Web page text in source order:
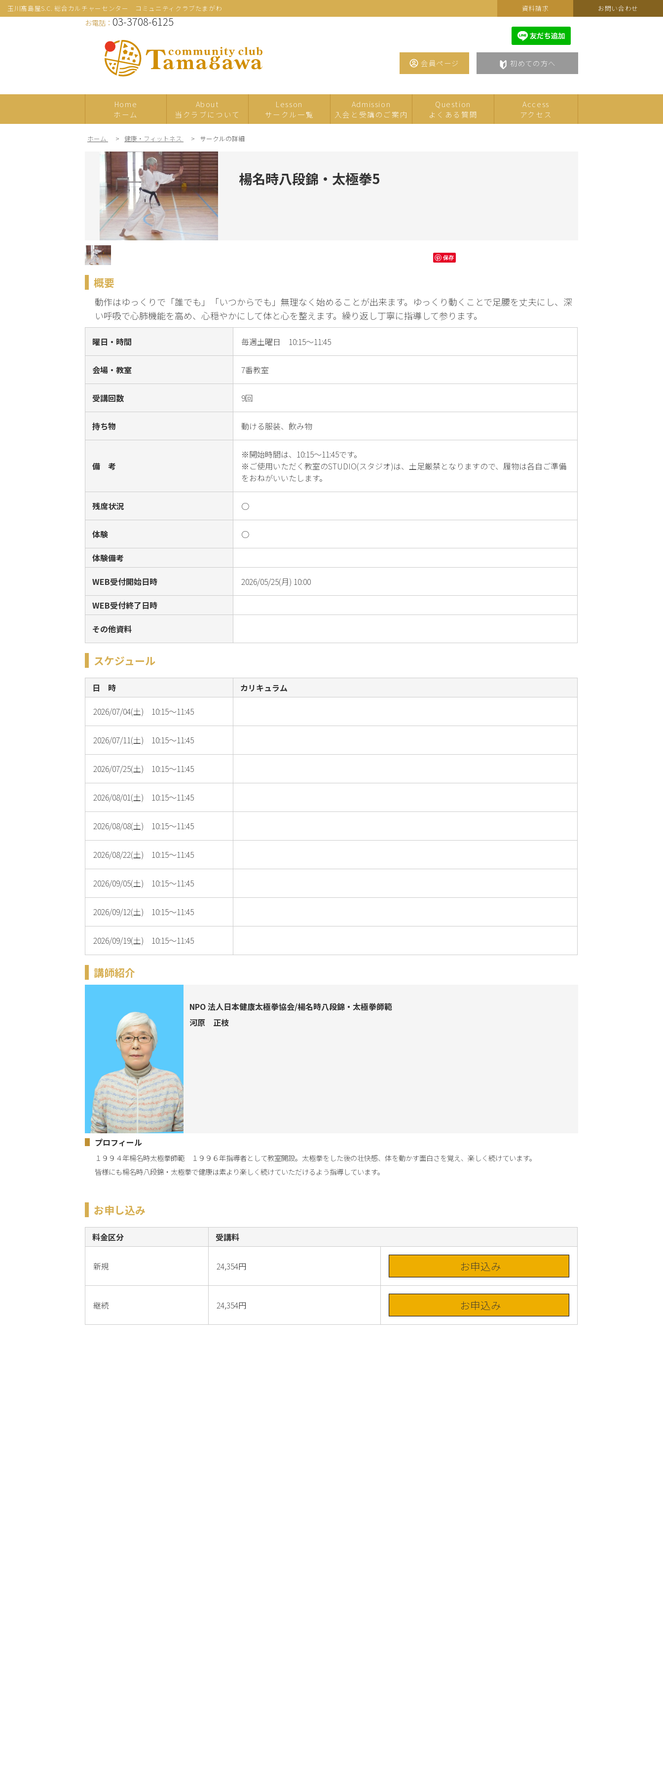
玉川髙島屋S.C. 総合カルチャーセンター コミュニティクラブたまがわ お問い合わせ
資料請求
お電話： 03-3708-6125
初めての方へ
会員ページ
Home
ホーム
About
当クラブについて
Lesson
サークル一覧
新規
プレ体験
たまがわお茶
手芸
日本の伝統文
化
花・園芸
Admission
入会と受講のご案内
Question
よくある質問
Access
アクセス
ホーム > 健康・フィットネス > サークルの詳細
楊名時八段錦・太極拳5
保存
概要
動作はゆっくりで「誰でも」「いつからでも」無理なく始めることが出来ます。ゆっくり動くことで足腰を丈夫にし、深
い呼吸で心肺機能を高め、心穏やかにして体と心を整えます。繰り返し丁寧に指導して参ります。
曜日・時間 毎週土曜日 10:15～11:45
会場・教室 7番教室
受講回数 9回
持ち物 動ける服装、飲み物
備 考
※開始時間は、10:15～11:45です。
※ご使用いただく教室のSTUDIO(スタジオ)は、土足厳禁となりますので、履物は各自ご準備
をおねがいいたします。
残席状況 ○
体験
○
体験備考
WEB受付開始日時
2026/05/25(月) 10:00
WEB受付終了日時
その他資料
スケジュール
日 時
カリキュラム
2026/07/04(土) 10:15～11:45
2026/07/11(土) 10:15～11:45
2026/07/25(土) 10:15～11:45
2026/08/01(土) 10:15～11:45
2026/08/08(土) 10:15～11:45
2026/08/22(土) 10:15～11:45
2026/09/05(土) 10:15～11:45
2026/09/12(土) 10:15～11:45
2026/09/19(土) 10:15～11:45
講師紹介
NPO 法人日本健康太極拳協会/楊名時八段錦・太極拳師範
河原 正枝
プロフィール
１９９４年楊名時太極拳師範　１９９６年指導者として教室開設。太極拳をした後の壮快感、体を動かす面白さを覚え、楽しく続けています。
皆様にも楊名時八段錦・太極拳で健康は素より楽しく続けていただけるよう指導しています。
お申し込み
料金区分 受講料
新規 24,354円 お申込み
継続 24,354円 お申込み